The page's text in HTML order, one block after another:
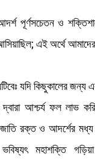
পূর্ণসচেতন ও
এই অর্থে
যদি কিছুকালের জন্য
দ্বারা আশ্চর্য ফল লাভ
রক্ত ও আদর্শের মধ্য
মহাশক্তি